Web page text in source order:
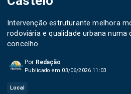
Intervenção estruturante melhora
rodoviária e qualidade urbana numa
concelho.
Por Redação
Publicado em 03/06/2026 11:03
Local